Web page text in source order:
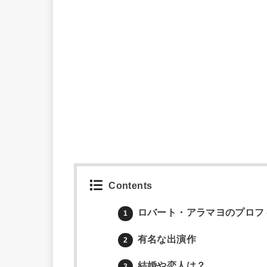
Contents
1 ロバート・アラマヨのプロフ
2 有名な出演作